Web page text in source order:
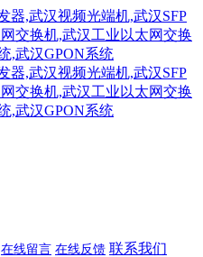
在线留言 在线反馈 联系我们